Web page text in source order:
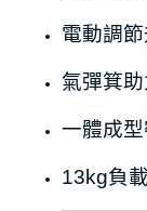
電動調
氣彈箕助
一體成
13kg負